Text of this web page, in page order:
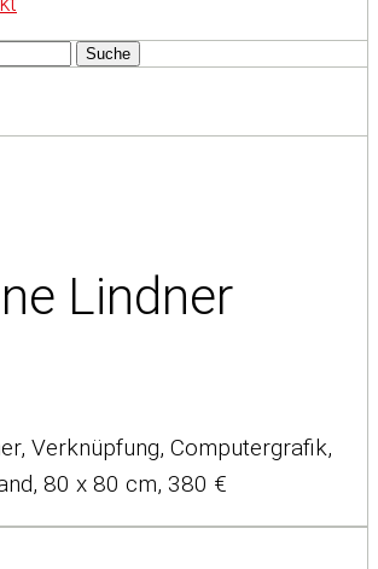
Lindner
Verknüpfung, Computergrafik,
80 x 80 cm, 380 €